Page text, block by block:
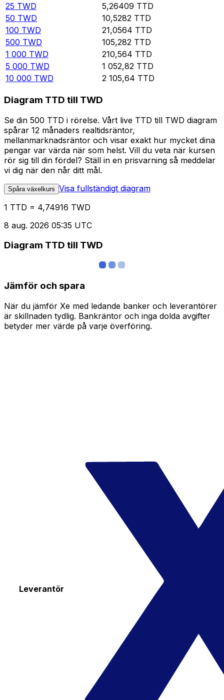
25 TWD 5,26409 TTD
50 TWD 10,5282 TTD
100 TWD 21,0564 TTD
500 TWD 105,282 TTD
1 000 TWD 210,564 TTD
5 000 TWD 1 052,82 TTD
10 000 TWD 2 105,64 TTD
Diagram TTD till TWD
Se din 500 TTD i rörelse. Vårt live TTD till TWD diagram
spårar 12 månaders realtidsräntor,
mellanmarknadsräntor och visar exakt hur mycket dina
pengar var värda när som helst. Vill du veta när kursen
rör sig till din fördel? Ställ in en prisvarning så meddelar
vi dig när den når ditt mål.
Spåra växelkurs Visa fullständigt diagram
1 TTD = 4,74916 TWD
8 aug. 2026 05:35 UTC
Diagram TTD till TWD
Jämför och spara
När du jämför Xe med ledande banker och leverantörer
är skillnaden tydlig. Bankräntor och inga dolda avgifter
betyder mer värde på varje överföring.
Leverantör